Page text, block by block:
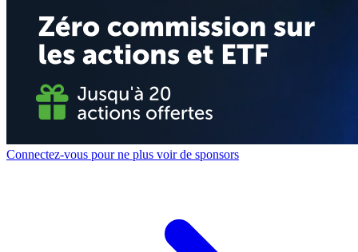
Connectez-vous pour ne plus voir de sponsors